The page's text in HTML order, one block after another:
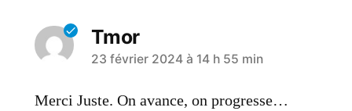
Tmor
23 février 2024 à 14 h 55 min
Merci Juste. On avance, on progresse…